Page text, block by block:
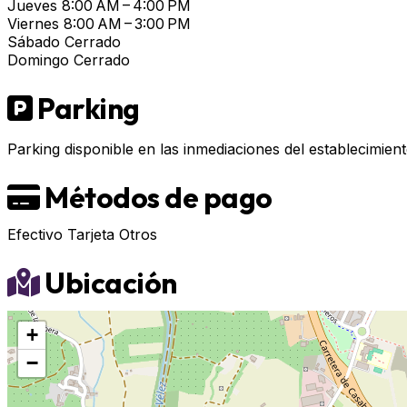
Jueves 8:00 AM – 4:00 PM
Viernes 8:00 AM – 3:00 PM
Sábado Cerrado
Domingo Cerrado
Parking
Parking disponible en las inmediaciones del
Métodos de pago
Efectivo Tarjeta Otros
Ubicación
+
−